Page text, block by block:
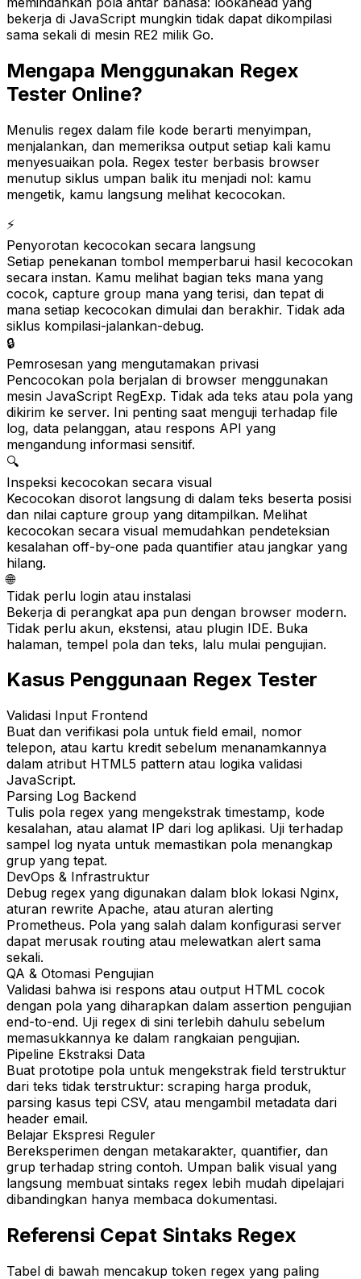
bekerja di JavaScript mungkin tidak dapat dikompilasi
sama sekali di mesin RE2 milik Go.
Mengapa Menggunakan Regex
Tester Online?
Menulis regex dalam file kode berarti menyimpan,
menjalankan, dan memeriksa output setiap kali kamu
menyesuaikan pola. Regex tester berbasis browser
menutup siklus umpan balik itu menjadi nol: kamu
mengetik, kamu langsung melihat kecocokan.
⚡
Penyorotan kecocokan secara langsung
Setiap penekanan tombol memperbarui hasil kecocokan
secara instan. Kamu melihat bagian teks mana yang
cocok, capture group mana yang terisi, dan tepat di
mana setiap kecocokan dimulai dan berakhir. Tidak ada
siklus kompilasi-jalankan-debug.
🔒
Pemrosesan yang mengutamakan privasi
Pencocokan pola berjalan di browser menggunakan
mesin JavaScript RegExp. Tidak ada teks atau pola yang
dikirim ke server. Ini penting saat menguji terhadap file
log, data pelanggan, atau respons API yang
mengandung informasi sensitif.
🔍
Inspeksi kecocokan secara visual
Kecocokan disorot langsung di dalam teks beserta posisi
dan nilai capture group yang ditampilkan. Melihat
kecocokan secara visual memudahkan pendeteksian
kesalahan off-by-one pada quantifier atau jangkar yang
hilang.
🌐
Tidak perlu login atau instalasi
Bekerja di perangkat apa pun dengan browser modern.
Tidak perlu akun, ekstensi, atau plugin IDE. Buka
halaman, tempel pola dan teks, lalu mulai pengujian.
Kasus Penggunaan Regex Tester
Validasi Input Frontend
Buat dan verifikasi pola untuk field email, nomor
telepon, atau kartu kredit sebelum menanamkannya
dalam atribut HTML5 pattern atau logika validasi
JavaScript.
Parsing Log Backend
Tulis pola regex yang mengekstrak timestamp, kode
kesalahan, atau alamat IP dari log aplikasi. Uji terhadap
sampel log nyata untuk memastikan pola menangkap
grup yang tepat.
DevOps & Infrastruktur
Debug regex yang digunakan dalam blok lokasi Nginx,
aturan rewrite Apache, atau aturan alerting
Prometheus. Pola yang salah dalam konfigurasi server
dapat merusak routing atau melewatkan alert sama
sekali.
QA & Otomasi Pengujian
Validasi bahwa isi respons atau output HTML cocok
dengan pola yang diharapkan dalam assertion pengujian
end-to-end. Uji regex di sini terlebih dahulu sebelum
memasukkannya ke dalam rangkaian pengujian.
Pipeline Ekstraksi Data
Buat prototipe pola untuk mengekstrak field terstruktur
dari teks tidak terstruktur: scraping harga produk,
parsing kasus tepi CSV, atau mengambil metadata dari
header email.
Belajar Ekspresi Reguler
Bereksperimen dengan metakarakter, quantifier, dan
grup terhadap string contoh. Umpan balik visual yang
langsung membuat sintaks regex lebih mudah dipelajari
dibandingkan hanya membaca dokumentasi.
Referensi Cepat Sintaks Regex
Tabel di bawah mencakup token regex yang paling